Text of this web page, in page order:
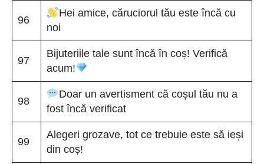
96
Hei amice, căruciorul tău este încă cu
noi
97
Bijuteriile tale sunt încă în coș! Verifică
acum!
98
Doar un avertisment că coșul tău nu a
fost încă verificat
99
Alegeri grozave, tot ce trebuie este să ieși
din coș!